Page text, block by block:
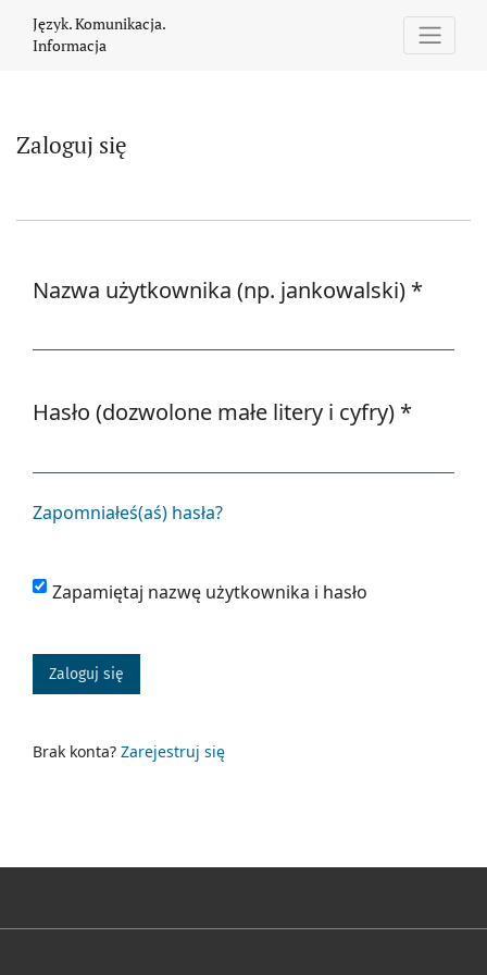
Zaloguj się
Język. Komunikacja.
Informacja
Zaloguj się
Nazwa użytkownika (np. jankowalski) *
Hasło (dozwolone małe litery i cyfry) *
Zapomniałeś(aś) hasła?
Zapamiętaj nazwę użytkownika i hasło
Zaloguj się
Brak konta? Zarejestruj się